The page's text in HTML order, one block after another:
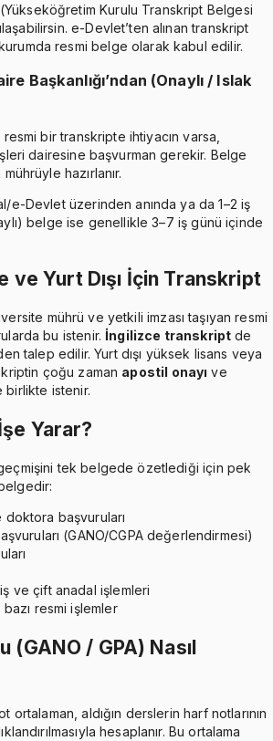
Kurulu Transkript Belgesi
e-Devlet’ten alınan transkript
resmi belge olarak kabul edilir.
Başkanlığı’ndan (Onaylı / Islak
resmi bir transkripte ihtiyacın varsa,
dairesine başvurman gerekir. Belge
hazırlanır.
e-Devlet üzerinden anında ya da 1–2 iş
belge ise genellikle 3–7 iş günü içinde
ve Yurt Dışı İçin Transkript
mührü ve yetkili imzası taşıyan resmi
bu istenir. İngilizce transkript de
talep edilir. Yurt dışı yüksek lisans veya
çoğu zaman apostil onayı ve
birlikte istenir.
Yarar?
tek belgede özetlediği için pek
doktora başvuruları
(GANO/CGPA değerlendirmesi)
ve çift anadal işlemleri
resmi işlemler
(GANO / GPA) Nasıl
ortalaman, aldığın derslerin harf notlarının
hesaplanır. Bu ortalama